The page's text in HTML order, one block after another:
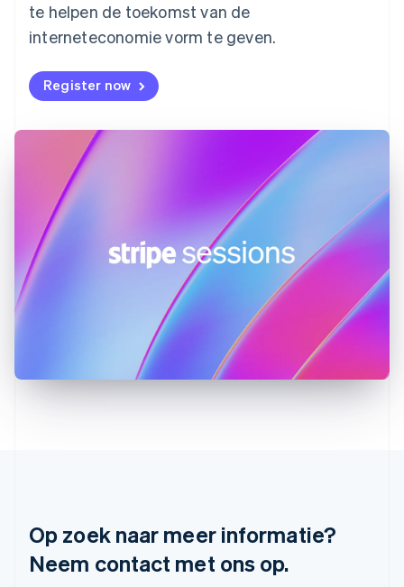
te helpen de toekomst van de
interneteconomie vorm te geven.
Register now
Op zoek naar meer informatie?
Neem contact met ons op.
Gibraltar
English
English
Hongarije
Hongkong SAR, China
English简体中文
Ierland
English
India
English
English
Malta
English
Mexico